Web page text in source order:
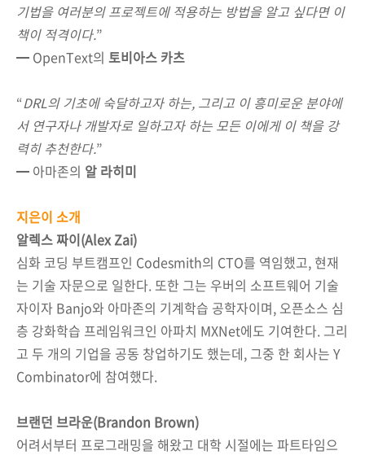
기법을 여러분의 프로젝트에 적용하는 방법을 알고 싶다면 이
책이 적격이다.”
━ OpenText의 토비아스 카츠
“DRL의 기초에 숙달하고자 하는, 그리고 이 흥미로운 분야에
서 연구자나 개발자로 일하고자 하는 모든 이에게 이 책을 강
력히 추천한다.”
━ 아마존의 알 라히미
지은이 소개
알렉스 짜이(Alex Zai)
심화 코딩 부트캠프인 Codesmith의 CTO를 역임했고, 현재
는 기술 자문으로 일한다. 또한 그는 우버의 소프트웨어 기술
자이자 Banjo와 아마존의 기계학습 공학자이며, 오픈소스 심
층 강화학습 프레임워크인 아파치 MXNet에도 기여한다. 그리
고 두 개의 기업을 공동 창업하기도 했는데, 그중 한 회사는 Y
Combinator에 참여했다.
브랜던 브라운(Brandon Brown)
어려서부터 프로그래밍을 해왔고 대학 시절에는 파트타임으